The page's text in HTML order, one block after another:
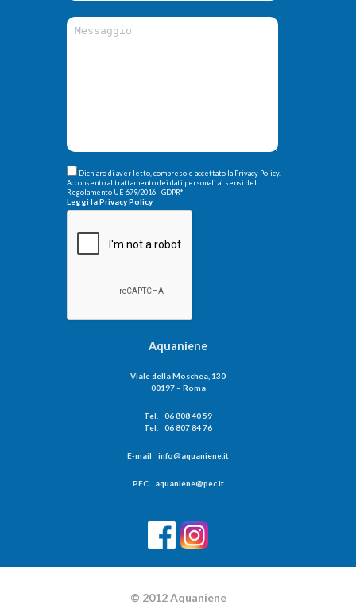
Dichiaro di aver letto, compreso e accettato la Privacy Policy.
Acconsento al trattamento dei dati personali ai sensi del
Regolamento UE 679/2016 - GDPR*
Leggi la Privacy Policy
Aquaniene
Viale della Moschea, 130
00197 – Roma
Tel. 06 808 40 59
Tel. 06 807 84 76
E-mail info@aquaniene.it
PEC aquaniene@pec.it
© 2012 Aquaniene